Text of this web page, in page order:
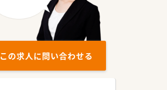
この求人に問い合わせる